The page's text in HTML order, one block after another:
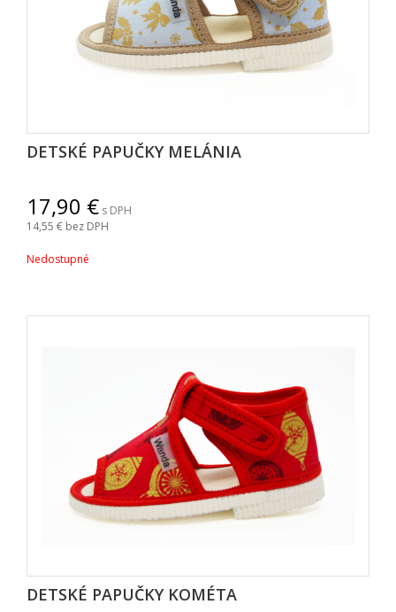
DETSKÉ PAPUČKY MELÁNIA
17,90
s DPH
14,55 bez DPH
Nedostupné
DETSKÉ PAPUČKY KOMÉTA